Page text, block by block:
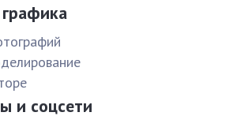
и соцсети